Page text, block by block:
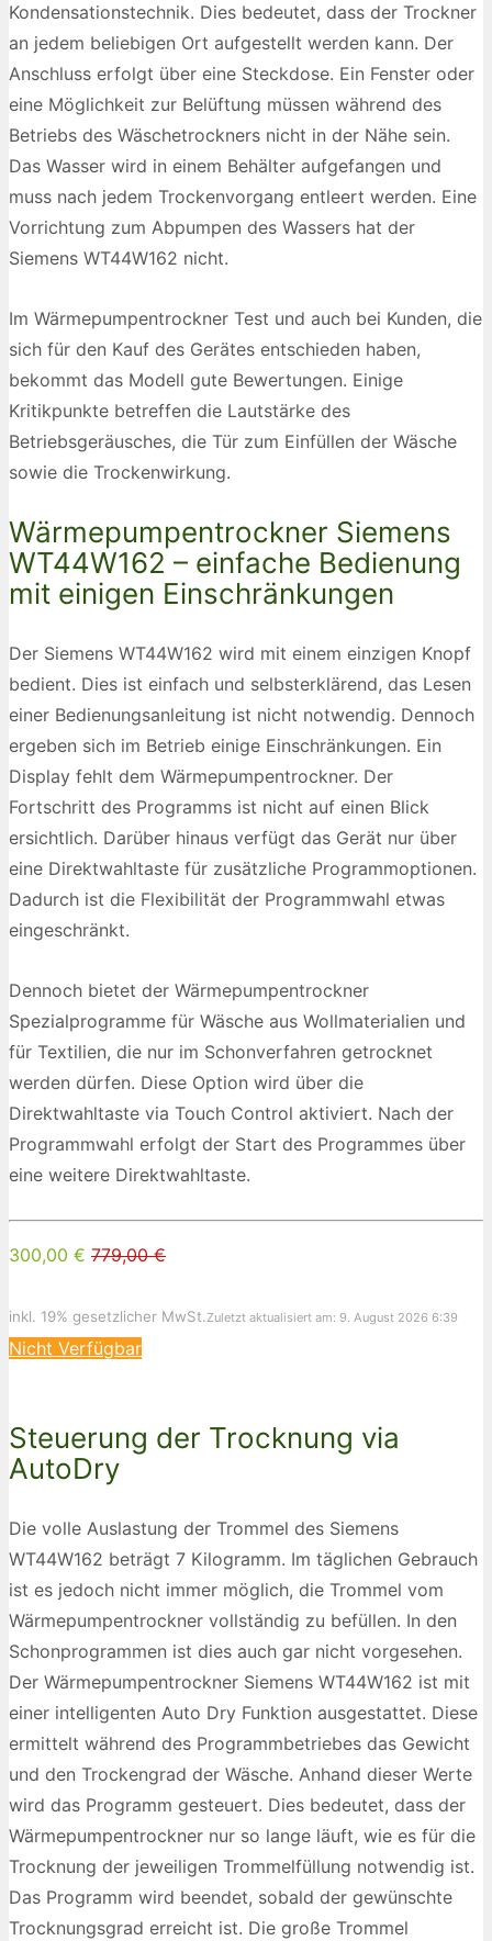
Kondensationstechnik. Dies bedeutet, dass der Trockner
an jedem beliebigen Ort aufgestellt werden kann. Der
Anschluss erfolgt über eine Steckdose. Ein Fenster oder
eine Möglichkeit zur Belüftung müssen während des
Betriebs des Wäschetrockners nicht in der Nähe sein.
Das Wasser wird in einem Behälter aufgefangen und
muss nach jedem Trockenvorgang entleert werden. Eine
Vorrichtung zum Abpumpen des Wassers hat der
Siemens WT44W162 nicht.
Im Wärmepumpentrockner Test und auch bei Kunden, die
sich für den Kauf des Gerätes entschieden haben,
bekommt das Modell gute Bewertungen. Einige
Kritikpunkte betreffen die Lautstärke des
Betriebsgeräusches, die Tür zum Einfüllen der Wäsche
sowie die Trockenwirkung.
Wärmepumpentrockner Siemens
WT44W162 – einfache Bedienung
mit einigen Einschränkungen
Der Siemens WT44W162 wird mit einem einzigen Knopf
bedient. Dies ist einfach und selbsterklärend, das Lesen
einer Bedienungsanleitung ist nicht notwendig. Dennoch
ergeben sich im Betrieb einige Einschränkungen. Ein
Display fehlt dem Wärmepumpentrockner. Der
Fortschritt des Programms ist nicht auf einen Blick
ersichtlich. Darüber hinaus verfügt das Gerät nur über
eine Direktwahltaste für zusätzliche Programmoptionen.
Dadurch ist die Flexibilität der Programmwahl etwas
eingeschränkt.
Dennoch bietet der Wärmepumpentrockner
Spezialprogramme für Wäsche aus Wollmaterialien und
für Textilien, die nur im Schonverfahren getrocknet
werden dürfen. Diese Option wird über die
Direktwahltaste via Touch Control aktiviert. Nach der
Programmwahl erfolgt der Start des Programmes über
eine weitere Direktwahltaste.
300,00 € 779,00 €
inkl. 19% gesetzlicher MwSt.Zuletzt aktualisiert am: 9. August 2026 6:39
Nicht Verfügbar
Steuerung der Trocknung via
AutoDry
Die volle Auslastung der Trommel des Siemens
WT44W162 beträgt 7 Kilogramm. Im täglichen Gebrauch
ist es jedoch nicht immer möglich, die Trommel vom
Wärmepumpentrockner vollständig zu befüllen. In den
Schonprogrammen ist dies auch gar nicht vorgesehen.
Der Wärmepumpentrockner Siemens WT44W162 ist mit
einer intelligenten Auto Dry Funktion ausgestattet. Diese
ermittelt während des Programmbetriebes das Gewicht
und den Trockengrad der Wäsche. Anhand dieser Werte
wird das Programm gesteuert. Dies bedeutet, dass der
Wärmepumpentrockner nur so lange läuft, wie es für die
Trocknung der jeweiligen Trommelfüllung notwendig ist.
Das Programm wird beendet, sobald der gewünschte
Trocknungsgrad erreicht ist. Die große Trommel